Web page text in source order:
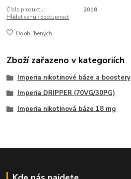
Číslo produktu:
2018
Hlídat cenu / dostupnost
Do oblíbených
Zboží zařazeno v kategoriích
Imperia nikotinové báze a boostery
Imperia DRIPPER (70VG/30PG)
Imperia nikotinová báze 18 mg